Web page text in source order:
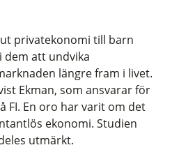
privatekonomi till barn
dem att undvika
längre fram i livet.
Ekman, som ansvarar för
FI. En oro har varit om det
ekonomi. Studien
utmärkt.